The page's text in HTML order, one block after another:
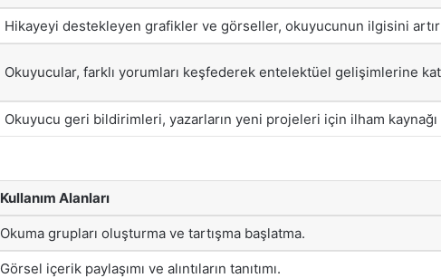
Hikayeyi destekleyen grafikler ve görseller, okuyucunun ilgisini
Okuyucular, farklı yorumları keşfederek entelektüel gelişimlerine
Okuyucu geri bildirimleri, yazarların yeni projeleri için ilham
Kullanım Alanları
Okuma grupları oluşturma ve tartışma başlatma.
Görsel içerik paylaşımı ve alıntıların tanıtımı.